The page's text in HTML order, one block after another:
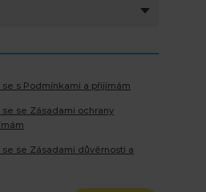
s Podmínkami a přijímám
se Zásadami ochrany
se Zásadami důvěrnosti a